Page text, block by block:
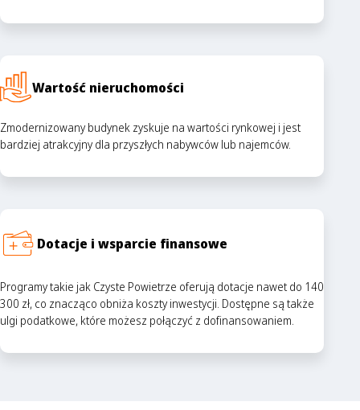
Wartość nieruchomości
Zmodernizowany budynek zyskuje na wartości rynkowej i jest
bardziej atrakcyjny dla przyszłych nabywców lub najemców.
Dotacje i wsparcie finansowe
Programy takie jak Czyste Powietrze oferują dotacje nawet do 140
300 zł, co znacząco obniża koszty inwestycji. Dostępne są także
ulgi podatkowe, które możesz połączyć z dofinansowaniem.